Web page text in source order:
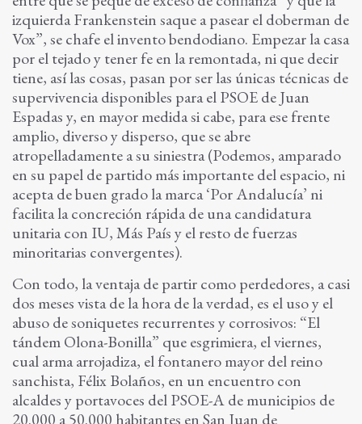
izquierda Frankenstein saque a pasear el doberman de
Vox”, se chafe el invento bendodiano. Empezar la casa
por el tejado y tener fe en la remontada, ni que decir
tiene, así las cosas, pasan por ser las únicas técnicas de
supervivencia disponibles para el PSOE de Juan
Espadas y, en mayor medida si cabe, para ese frente
amplio, diverso y disperso, que se abre
atropelladamente a su siniestra (Podemos, amparado
en su papel de partido más importante del espacio, ni
acepta de buen grado la marca ‘Por Andalucía’ ni
facilita la concreción rápida de una candidatura
unitaria con IU, Más País y el resto de fuerzas
minoritarias convergentes).
Con todo, la ventaja de partir como perdedores, a casi
dos meses vista de la hora de la verdad, es el uso y el
abuso de soniquetes recurrentes y corrosivos: “El
tándem Olona-Bonilla” que esgrimiera, el viernes,
cual arma arrojadiza, el fontanero mayor del reino
sanchista, Félix Bolaños, en un encuentro con
alcaldes y portavoces del PSOE-A de municipios de
20.000 a 50.000 habitantes en San Juan de